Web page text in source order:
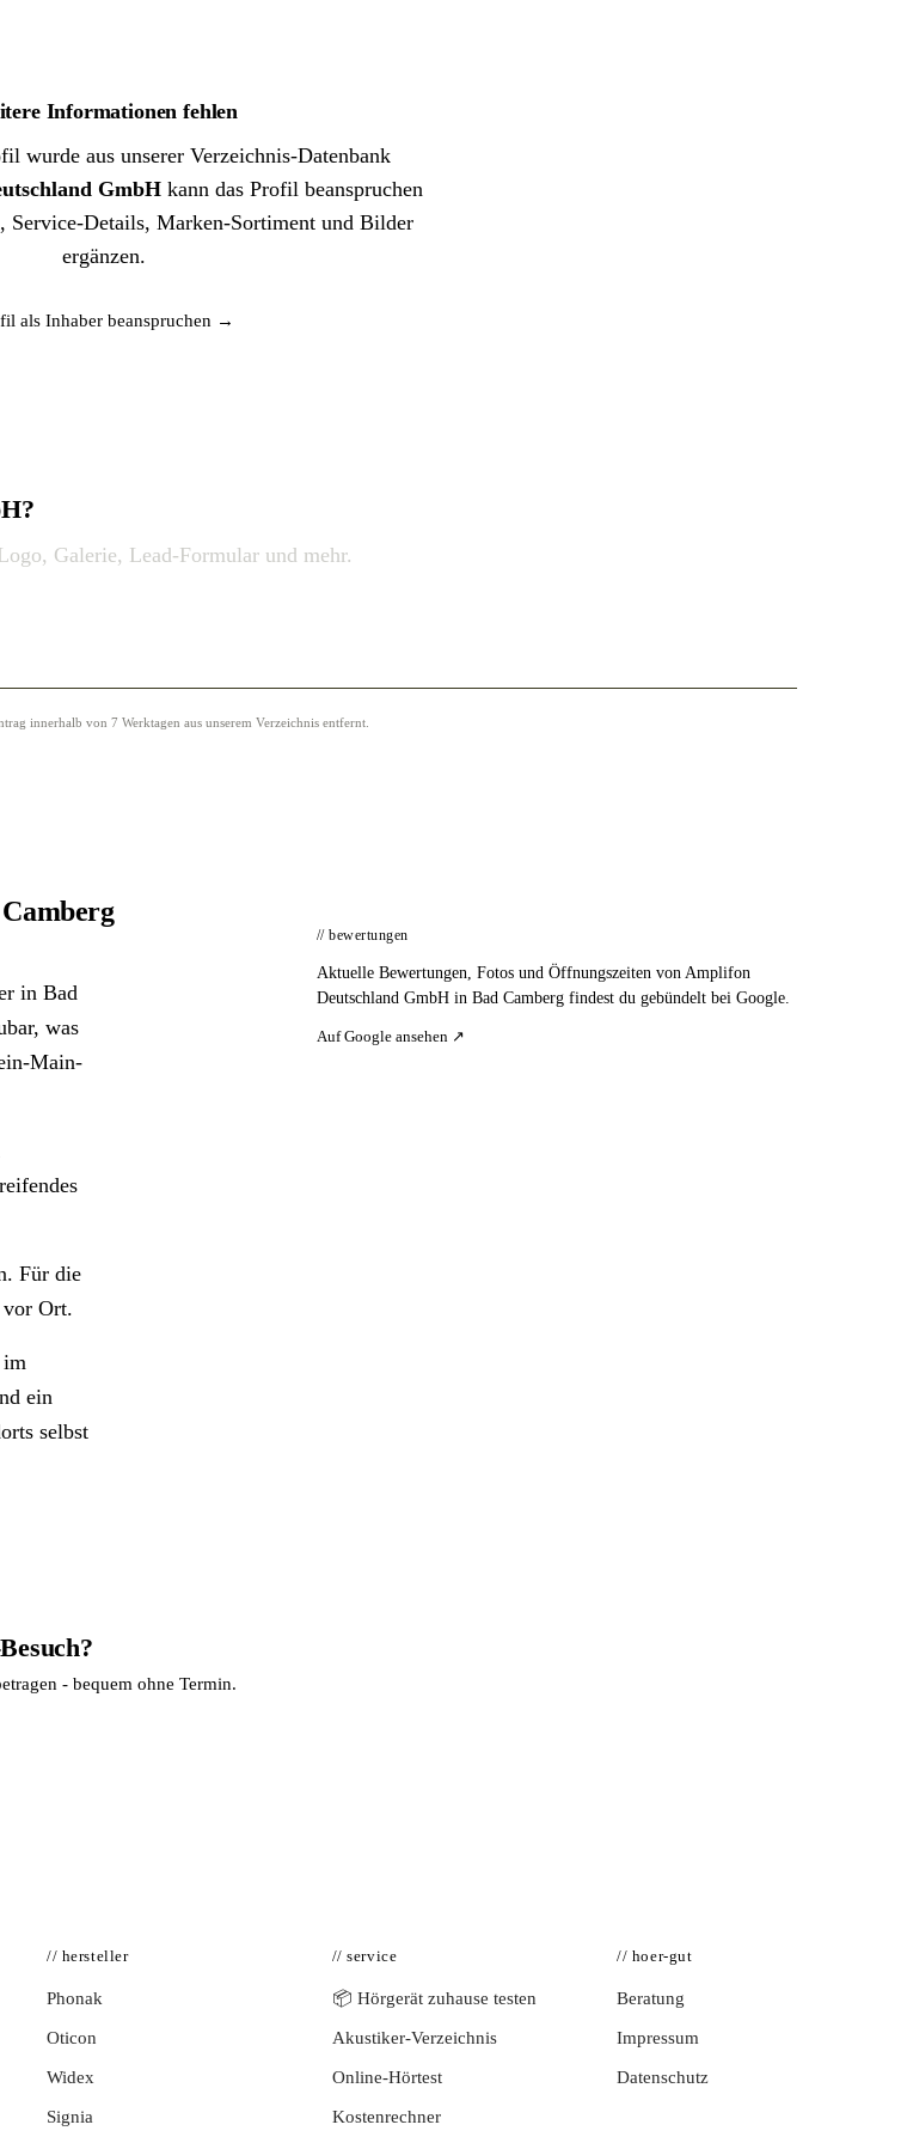
Informationen fehlen
wurde aus unserer Verzeichnis-Datenbank
GmbHkann das Profil beanspruchen
Service-Details, Marken-Sortiment und Bilder
ergänzen.
als Inhaber beanspruchen →
Galerie, Lead-Formular und mehr.
innerhalb von 7 Werktagen aus unserem Verzeichnis entfernt.
in Bad
was
Main-
Für die
vor Ort.
im
ein
selbst
// bewertungen
Aktuelle Bewertungen, Fotos und Öffnungszeiten von Amplifon
Deutschland GmbH in Bad Camberg findest du gebündelt bei Google.
Auf Google ansehen ↗
- bequem ohne Termin.
// hersteller
Phonak
Oticon
Widex
Signia
// service
📦 Hörgerät zuhause testen
Akustiker-Verzeichnis
Online-Hörtest
Kostenrechner
// hoer-gut
Beratung
Impressum
Datenschutz